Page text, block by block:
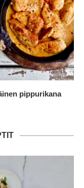
pippurikana